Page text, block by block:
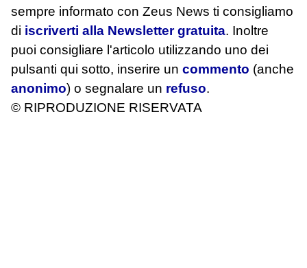
sempre informato con Zeus News ti consigliamo
di iscriverti alla Newsletter gratuita. Inoltre
puoi consigliare l'articolo utilizzando uno dei
pulsanti qui sotto, inserire un commento (anche
anonimo) o segnalare un refuso.
© RIPRODUZIONE RISERVATA